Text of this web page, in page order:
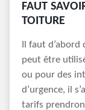
FAUT
TOITURE
Il faut
peut être
ou pour des
d’urgence, il
tarifs